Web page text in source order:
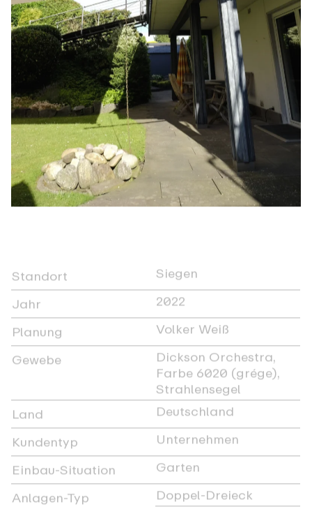
Standort
Siegen
Jahr
2022
Planung
Volker Weiß
Gewebe
Dickson Orchestra,
Farbe 6020 (grége),
Strahlensegel
Land
Deutschland
Kundentyp
Unternehmen
Einbau-Situation
Garten
Anlagen-Typ
Doppel-Dreieck